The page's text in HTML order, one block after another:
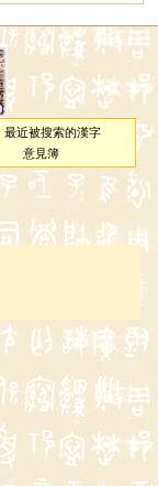
最近被搜索的漢字
意見簿